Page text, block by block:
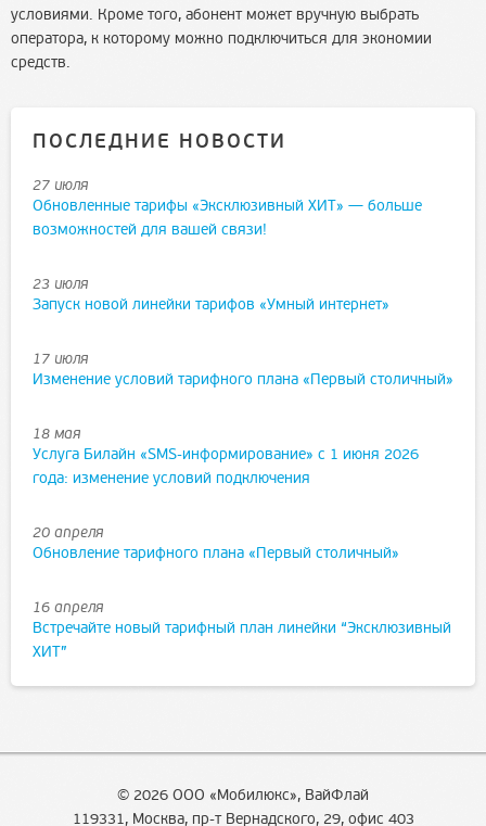
условиями. Кроме того, абонент может вручную выбрать
оператора, к которому можно подключиться для экономии
средств.
ПОСЛЕДНИЕ НОВОСТИ
27 июля
Обновленные тарифы «Эксклюзивный ХИТ» — больше
возможностей для вашей связи!
23 июля
Запуск новой линейки тарифов «Умный интернет»
17 июля
Изменение условий тарифного плана «Первый столичный»
18 мая
Услуга Билайн «SMS-информирование» с 1 июня 2026
года: изменение условий подключения
20 апреля
Обновление тарифного плана «Первый столичный»
16 апреля
Встречайте новый тарифный план линейки “Эксклюзивный
ХИТ”
© 2026 ООО «Мобилюкс», ВайФлай
119331, Москва, пр-т Вернадского, 29, офис 403